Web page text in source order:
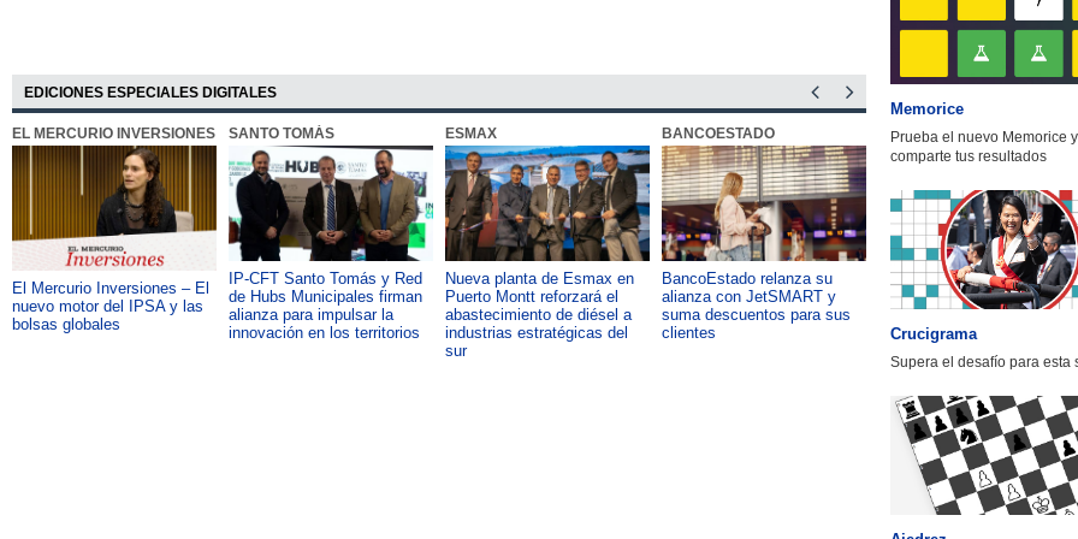
EDICIONES ESPECIALES DIGITALES
EL MERCURIO INVERSIONES
El Mercurio Inversiones – El
nuevo motor del IPSA y las
bolsas globales
SANTO TOMÁS
IP-CFT Santo Tomás y Red
de Hubs Municipales firman
alianza para impulsar la
innovación en los territorios
ESMAX
Nueva planta de Esmax en
Puerto Montt reforzará el
abastecimiento de diésel a
industrias estratégicas del
sur
BANCOESTADO
BancoEstado relanza su
alianza con JetSMART y
suma descuentos para sus
clientes
OTIC CCHC
Capacitación como foco del
desarrollo país: OTIC de la
CChC lanza podcast sobre el
impacto de formar talento
Memorice
Prueba el nuevo Memorice y
comparte tus resultados
Crucigrama
Supera el desafío para esta